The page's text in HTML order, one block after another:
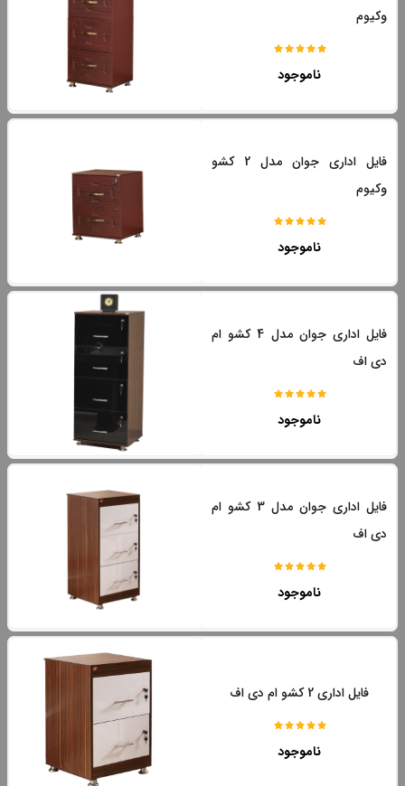
وکیوم
ناموجود
فایل اداری جوان مدل 2 کشو
وکیوم
ناموجود
فایل اداری جوان مدل 4 کشو ام
دی اف
ناموجود
فایل اداری جوان مدل 3 کشو ام
دی اف
ناموجود
فایل اداری 2 کشو ام دی اف
ناموجود